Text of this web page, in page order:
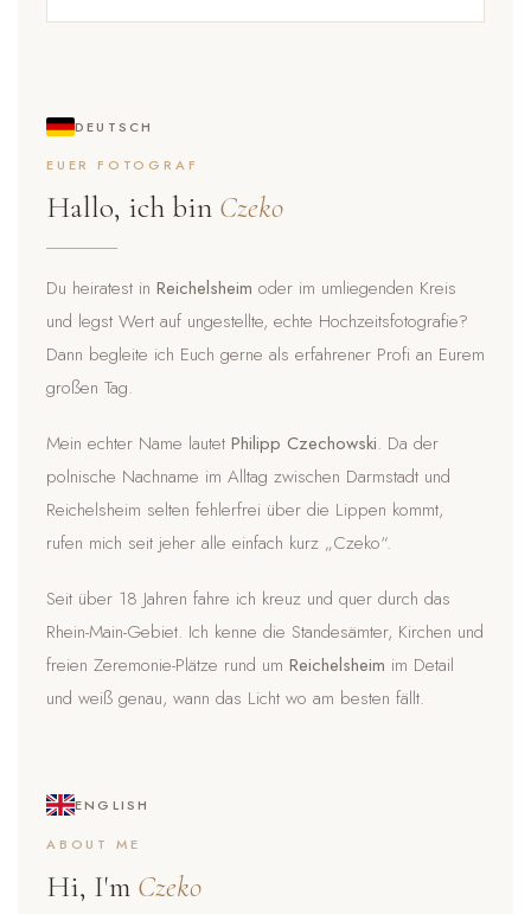
DEUTSCH
EUER FOTOGRAF
Hallo, ich bin Czeko
Du heiratest in Reichelsheim oder im umliegenden Kreis
und legst Wert auf ungestellte, echte Hochzeitsfotografie?
Dann begleite ich Euch gerne als erfahrener Profi an Eurem
großen Tag.
Mein echter Name lautet Philipp Czechowski. Da der
polnische Nachname im Alltag zwischen Darmstadt und
Reichelsheim selten fehlerfrei über die Lippen kommt,
rufen mich seit jeher alle einfach kurz „Czeko“.
Seit über 18 Jahren fahre ich kreuz und quer durch das
Rhein-Main-Gebiet. Ich kenne die Standesämter, Kirchen und
freien Zeremonie-Plätze rund um Reichelsheim im Detail
und weiß genau, wann das Licht wo am besten fällt.
ENGLISH
ABOUT ME
Hi, I'm Czeko